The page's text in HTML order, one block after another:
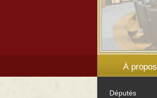
À propos
Députés